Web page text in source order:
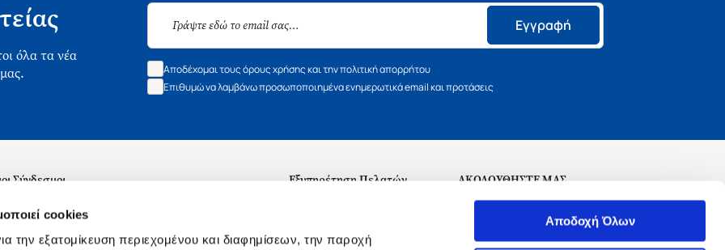
cookies
την εξατομίκευση περιεχομένου και διαφημίσεων, την παροχή
Αποδοχή Όλων
όλα τα νέα
Εγγραφή
Αποδέχομαι τους όρους χρήσης και την πολιτική απορρήτου
Επιθυμώ να λαμβάνω προσωποποιημένα ενημερωτικά email και προτάσεις
Σύνδεσμοι
με εμάς
Εργασίας
Εξυπηρέτηση Πελατών
ΑΚΟΛΟΥΘΗΣΤΕ ΜΑΣ